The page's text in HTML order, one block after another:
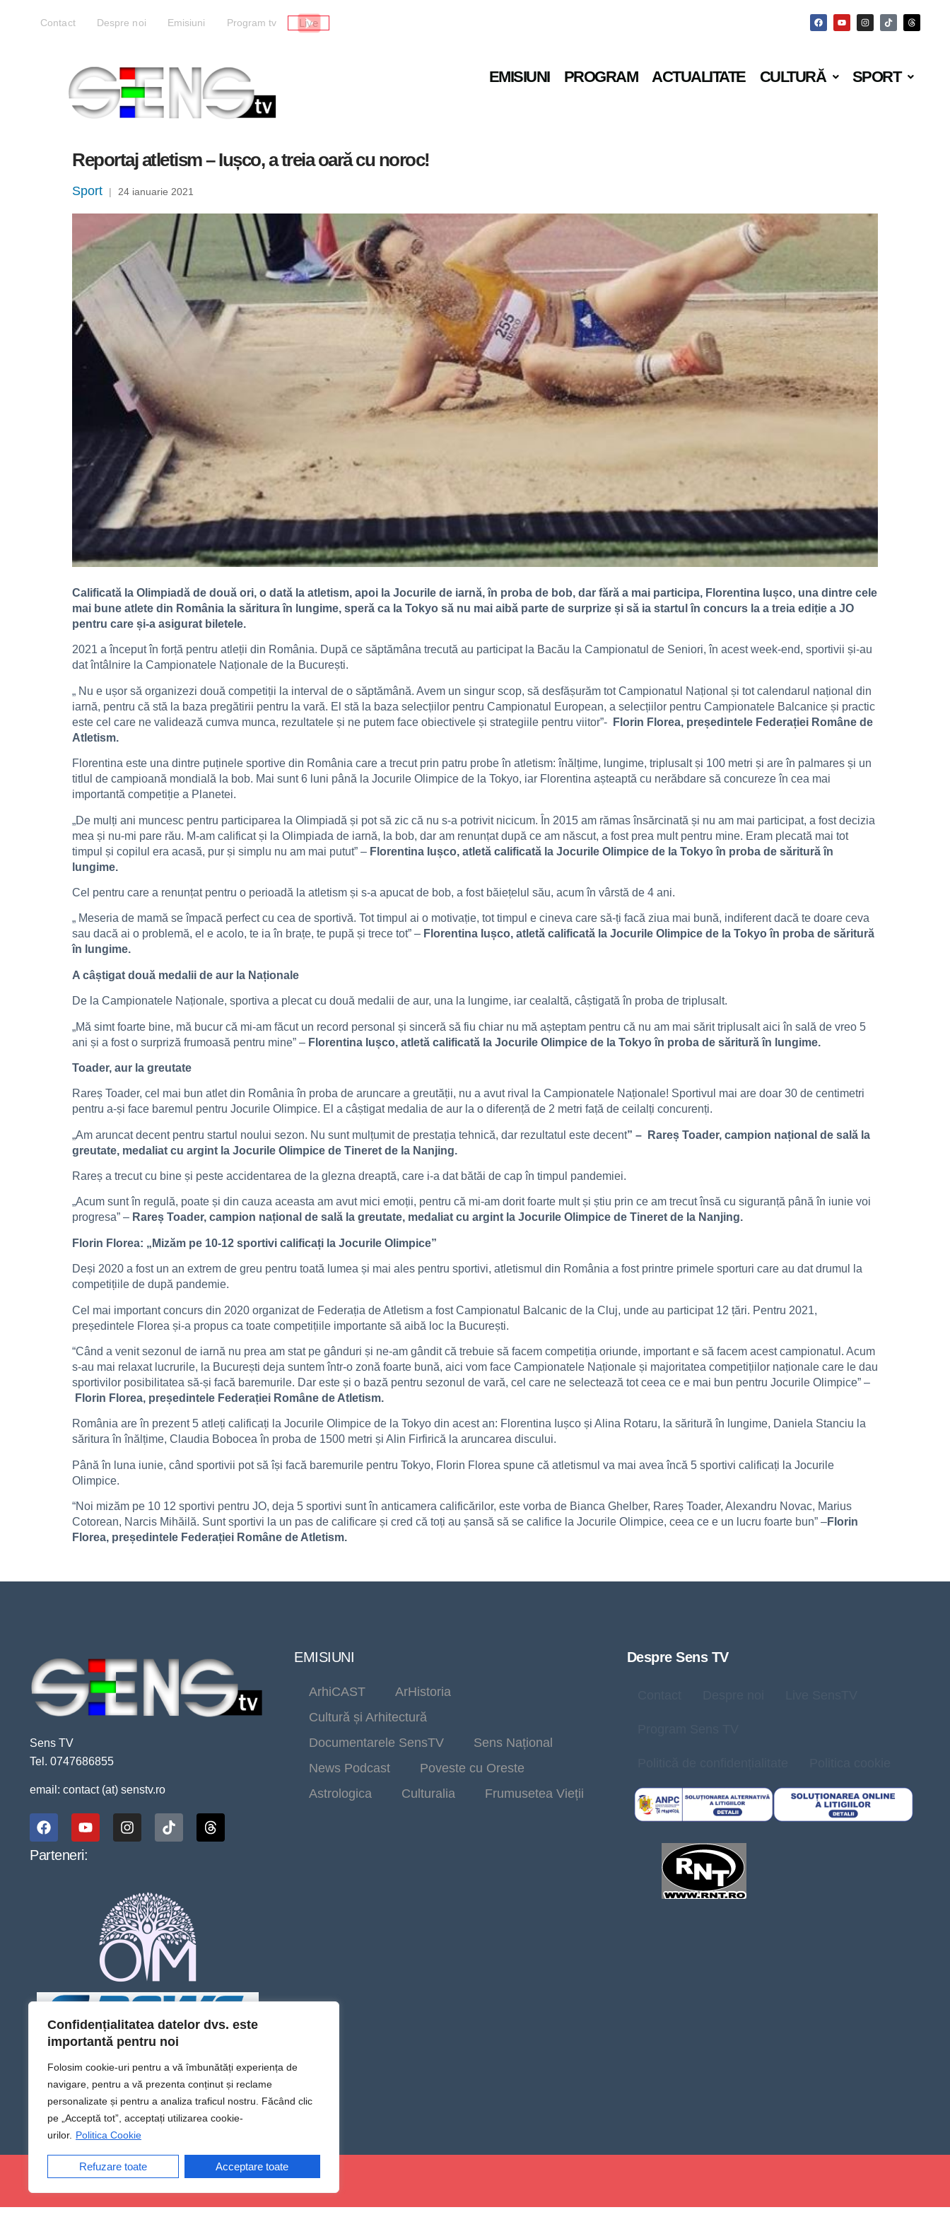
Confidențialitatea datelor dvs. este
importantă pentru noi
Folosim cookie-uri pentru a vă îmbunătăți experiența de
navigare, pentru a vă prezenta conținut și reclame
personalizate și pentru a analiza traficul nostru. Făcând clic
pe „Acceptă tot”, acceptați utilizarea cookie-
urilor. Politica Cookie
Refuzare toate Acceptare toate
Contact Despre noi Emisiuni Program tv Live
EMISIUNI PROGRAM ACTUALITATE CULTURĂ SPORT
Reportaj atletism – Iușco, a treia oară cu noroc!
Sport | 24 ianuarie 2021
Calificată la Olimpiadă de două ori, o dată la atletism, apoi la Jocurile de iarnă, în proba de bob, dar fără a mai participa, Florentina Iușco, una dintre cele
mai bune atlete din România la săritura în lungime, speră ca la Tokyo să nu mai aibă parte de surprize și să ia startul în concurs la a treia ediție a JO
pentru care și-a asigurat biletele.
2021 a început în forță pentru atleții din România. După ce săptămâna trecută au participat la Bacău la Campionatul de Seniori, în acest week-end, sportivii și-au
dat întâlnire la Campionatele Naționale de la București.
„ Nu e ușor să organizezi două competiții la interval de o săptămână. Avem un singur scop, să desfășurăm tot Campionatul Național și tot calendarul național din
iarnă, pentru că stă la baza pregătirii pentru la vară. El stă la baza selecțiilor pentru Campionatul European, a selecțiilor pentru Campionatele Balcanice și practic
este cel care ne validează cumva munca, rezultatele și ne putem face obiectivele și strategiile pentru viitor”-
Florin Florea, președintele Federației Române de
Atletism.
Florentina este una dintre puținele sportive din România care a trecut prin patru probe în atletism: înălțime, lungime, triplusalt și 100 metri și are în palmares și un
titlul de campioană mondială la bob. Mai sunt 6 luni până la Jocurile Olimpice de la Tokyo, iar Florentina așteaptă cu nerăbdare să concureze în cea mai
importantă competiție a Planetei.
„De mulți ani muncesc pentru participarea la Olimpiadă și pot să zic că nu s-a potrivit nicicum. În 2015 am rămas însărcinată și nu am mai participat, a fost decizia
mea și nu-mi pare rău. M-am calificat și la Olimpiada de iarnă, la bob, dar am renunțat după ce am născut, a fost prea mult pentru mine. Eram plecată mai tot
timpul și copilul era acasă, pur și simplu nu am mai putut” – Florentina Iușco, atletă calificată la Jocurile Olimpice de la Tokyo în proba de săritură în
lungime.
Cel pentru care a renunțat pentru o perioadă la atletism și s-a apucat de bob, a fost băiețelul său, acum în vârstă de 4 ani.
„ Meseria de mamă se împacă perfect cu cea de sportivă. Tot timpul ai o motivație, tot timpul e cineva care să-ți facă ziua mai bună, indiferent dacă te doare ceva
sau dacă ai o problemă, el e acolo, te ia în brațe, te pupă și trece tot” – Florentina Iușco, atletă calificată la Jocurile Olimpice de la Tokyo în proba de săritură
în lungime.
A câștigat două medalii de aur la Naționale
De la Campionatele Naționale, sportiva a plecat cu două medalii de aur, una la lungime, iar cealaltă, câștigată în proba de triplusalt.
„Mă simt foarte bine, mă bucur că mi-am făcut un record personal și sinceră să fiu chiar nu mă așteptam pentru că nu am mai sărit triplusalt aici în sală de vreo 5
ani și a fost o surpriză frumoasă pentru mine” – Florentina Iușco, atletă calificată la Jocurile Olimpice de la Tokyo în proba de săritură în lungime.
Toader, aur la greutate
Rareș Toader, cel mai bun atlet din România în proba de aruncare a greutății, nu a avut rival la Campionatele Naționale! Sportivul mai are doar 30 de centimetri
pentru a-și face baremul pentru Jocurile Olimpice. El a câștigat medalia de aur la o diferență de 2 metri față de ceilalți concurenți.
„Am aruncat decent pentru startul noului sezon. Nu sunt mulțumit de prestația tehnică, dar rezultatul este decent” – Rareș Toader, campion național de sală la
greutate, medaliat cu argint la Jocurile Olimpice de Tineret de la Nanjing.
Rareș a trecut cu bine și peste accidentarea de la glezna dreaptă, care i-a dat bătăi de cap în timpul pandemiei.
„Acum sunt în regulă, poate și din cauza aceasta am avut mici emoții, pentru că mi-am dorit foarte mult și știu prin ce am trecut însă cu siguranță până în iunie voi
progresa” – Rareș Toader, campion național de sală la greutate, medaliat cu argint la Jocurile Olimpice de Tineret de la Nanjing.
Florin Florea: „Mizăm pe 10-12 sportivi calificați la Jocurile Olimpice”
Deși 2020 a fost un an extrem de greu pentru toată lumea și mai ales pentru sportivi, atletismul din România a fost printre primele sporturi care au dat drumul la
competițiile de după pandemie.
Cel mai important concurs din 2020 organizat de Federația de Atletism a fost Campionatul Balcanic de la Cluj, unde au participat 12 țări. Pentru 2021,
președintele Florea și-a propus ca toate competițiile importante să aibă loc la București.
“Când a venit sezonul de iarnă nu prea am stat pe gânduri și ne-am gândit că trebuie să facem competiția oriunde, important e să facem acest campionatul. Acum
s-au mai relaxat lucrurile, la București deja suntem într-o zonă foarte bună, aici vom face Campionatele Naționale și majoritatea competițiilor naționale care le dau
sportivilor posibilitatea să-și facă baremurile. Dar este și o bază pentru sezonul de vară, cel care ne selectează tot ceea ce e mai bun pentru Jocurile Olimpice” –
Florin Florea, președintele Federației Române de Atletism.
România are în prezent 5 atleți calificați la Jocurile Olimpice de la Tokyo din acest an: Florentina Iușco și Alina Rotaru, la săritură în lungime, Daniela Stanciu la
săritura în înălțime, Claudia Bobocea în proba de 1500 metri și Alin Firfirică la aruncarea discului.
Până în luna iunie, când sportivii pot să își facă baremurile pentru Tokyo, Florin Florea spune că atletismul va mai avea încă 5 sportivi calificați la Jocurile
Olimpice.
“Noi mizăm pe 10 12 sportivi pentru JO, deja 5 sportivi sunt în anticamera calificărilor, este vorba de Bianca Ghelber, Rareș Toader, Alexandru Novac, Marius
Cotorean, Narcis Mihăilă. Sunt sportivi la un pas de calificare și cred că toți au șansă să se califice la Jocurile Olimpice, ceea ce e un lucru foarte bun” –Florin
Florea, președintele Federației Române de Atletism.
Sens TV
Tel. 0747686855
email: contact (at) senstv.ro
Parteneri:
EMISIUNI
ArhiCAST
ArHistoria
Cultură și Arhitectură
Documentarele SensTV
Sens Național
News Podcast
Poveste cu Oreste
Astrologica
Culturalia Frumusetea Vieții
Despre Sens TV
@Sens TV | Dă sens omului din tine!